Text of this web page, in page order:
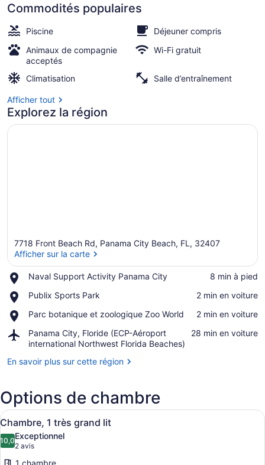
Marriott
Panama
City
Beach
Façade de l’hébergement
Commodités populaires
Piscine
Déjeuner compris
Animaux de compagnie
acceptés
Wi-Fi gratuit
Climatisation Salle d’entraînement
Afficher tout
Explorez la région
7718 Front Beach Rd, Panama City Beach, FL, 32407
Afficher sur la carte
Naval Support Activity Panama City
Place,
Support
Panama
City
‪8 min à pied‬
Publix Sports Park
Place,
Sports
‪2 min en voiture‬
Parc botanique et zoologique Zoo World
Place,
botanique
et
zoologique
Zoo
‪2 min en voiture‬
Panama City, Floride (ECP-Aéroport
international Northwest Florida Beaches)
Airport,
Panama
Floride
international
Northwest
Florida
Beaches)
‪28 min en voiture‬
En savoir plus sur cette région
Options de chambre
Afficher
toutes
les
photos
Une chambre d’hôtel avec un
7
Chambre, 1 très grand lit
10,010,0 sur 10
Exceptionnel
2 avis
(2 avis)